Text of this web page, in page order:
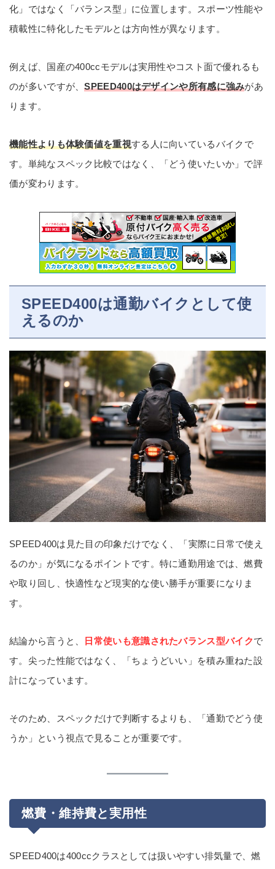
化」ではなく「バランス型」に位置します。スポーツ性能や
積載性に特化したモデルとは方向性が異なります。
例えば、国産の400ccモデルは実用性やコスト面で優れるも
のが多いですが、SPEED400はデザインや所有感に強みがあ
ります。
機能性よりも体験価値を重視する人に向いているバイクで
す。単純なスペック比較ではなく、「どう使いたいか」で評
価が変わります。
SPEED400は通勤バイクとして使
えるのか
SPEED400は見た目の印象だけでなく、「実際に日常で使え
るのか」が気になるポイントです。特に通勤用途では、燃費
や取り回し、快適性など現実的な使い勝手が重要になりま
す。
結論から言うと、 日常使いも意識されたバランス型バイクで
す。尖った性能ではなく、「ちょうどいい」を積み重ねた設
計になっています。
そのため、スペックだけで判断するよりも、「通勤でどう使
うか」という視点で見ることが重要です。
燃費・維持費と実用性
SPEED400は400ccクラスとしては扱いやすい排気量で、燃